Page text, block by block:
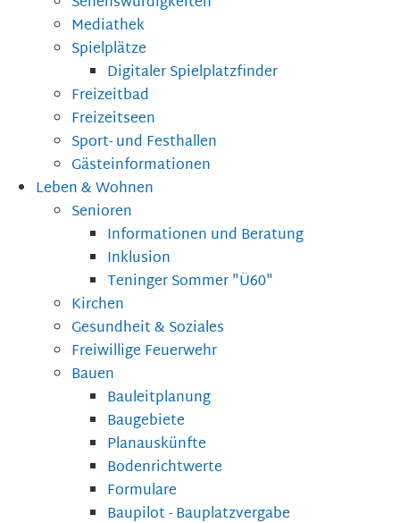
Mediathek
Spielplätze
Digitaler Spielplatzfinder
Freizeitbad
Freizeitseen
Sport- und Festhallen
Gästeinformationen
Leben & Wohnen
Senioren
Informationen und Beratung
Inklusion
Teninger Sommer "Ü60"
Kirchen
Gesundheit & Soziales
Freiwillige Feuerwehr
Bauen
Bauleitplanung
Baugebiete
Planauskünfte
Bodenrichtwerte
Formulare
Baupilot - Bauplatzvergabe